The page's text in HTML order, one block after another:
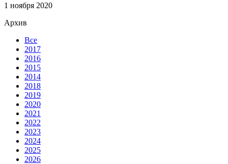
1 ноября 2020
Архив
Все
2017
2016
2015
2014
2018
2019
2020
2021
2022
2023
2024
2025
2026